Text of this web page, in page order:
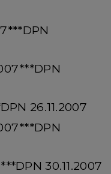
26.11.2007
30.11.2007